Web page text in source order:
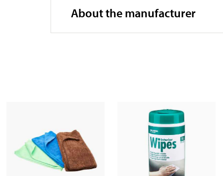
About the manufacturer